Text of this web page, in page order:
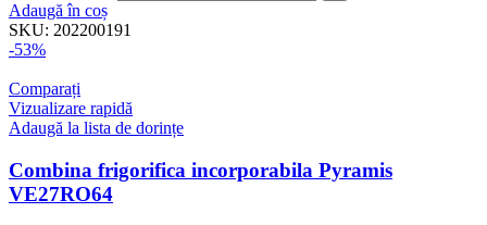
Adaugă în coș
SKU: 202200191
-53%
Comparați
Vizualizare rapidă
Adaugă la lista de dorințe
Combina frigorifica incorporabila Pyramis
VE27RO64